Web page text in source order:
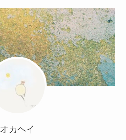
オカヘイ